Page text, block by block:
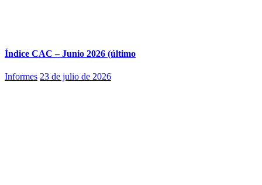
Índice CAC – Junio 2026 (último
Informes 23 de julio de 2026